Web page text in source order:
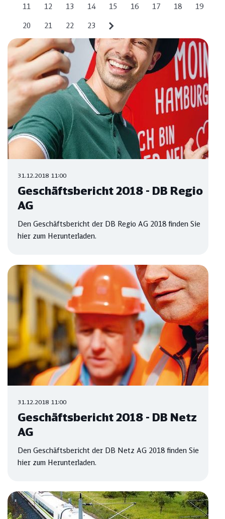
11 12 13 14 15 16 17 18 19
20 21 22 23
31.12.2018 11:00
Geschäftsbericht 2018 - DB Regio
AG
Den Geschäftsbericht der DB Regio AG 2018 finden Sie
hier zum Herunterladen.
31.12.2018 11:00
Geschäftsbericht 2018 - DB Netz
AG
Den Geschäftsbericht der DB Netz AG 2018 finden Sie
hier zum Herunterladen.